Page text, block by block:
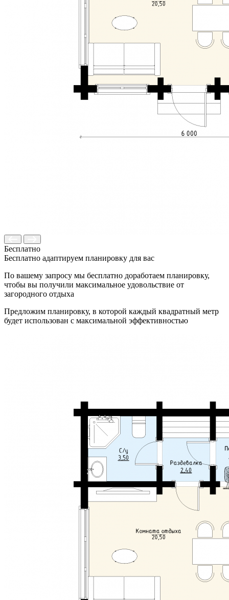
Бесплатно
Бесплатно адаптируем планировку для вас
По вашему запросу мы бесплатно доработаем планировку,
чтобы вы получили максимальное удовольствие от
загородного отдыха
Предложим планировку, в которой каждый квадратный метр
будет использован с максимальной эффективностью